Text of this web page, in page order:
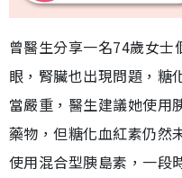
曾醫生分享一名74歲女
眼，腎臟也出現問題，糖
當嚴重，醫生建議她使用
藥物，但糖化血紅素仍然
使用混合型胰島素，一段